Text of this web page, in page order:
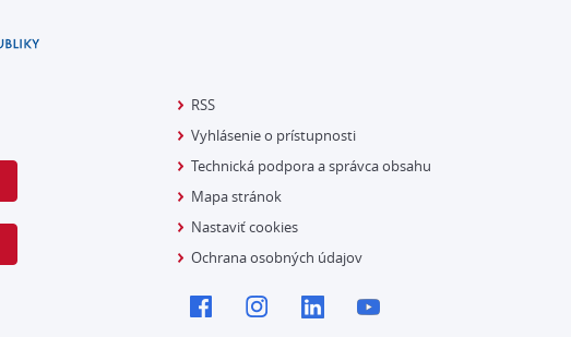
RSS
Vyhlásenie o prístupnosti
Technická podpora a správca obsahu
Mapa stránok
Nastaviť cookies
Ochrana osobných údajov